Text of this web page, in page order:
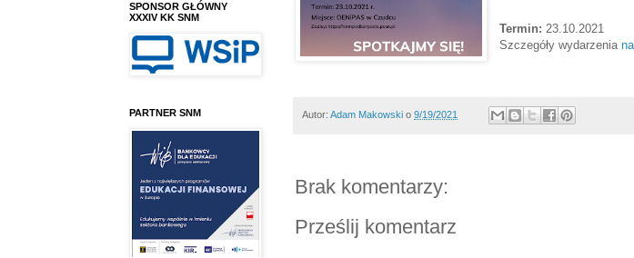
Termin: 23.10.2021
Szczegóły wydarzenia
Autor: Adam Makowski o 9/19/2021
Brak komentarzy:
Prześlij komentarz
SPONSOR GŁÓWNY
XXXIV KK SNM
PARTNER SNM